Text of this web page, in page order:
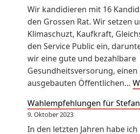
a
S
t
o
j
m
e
n
o
Wir kandidieren mit 16
den Grossen Rat. Wir setzen
Klimaschuzt, Kaufkraft,
den Service Public ein,
wir eine gute und bezahlbare
Gesundheitsversorung,
ausgebauten Öffentlichen…
Wahlempfehlungen für
9. Oktober 2023
In den letzten Jahren habe